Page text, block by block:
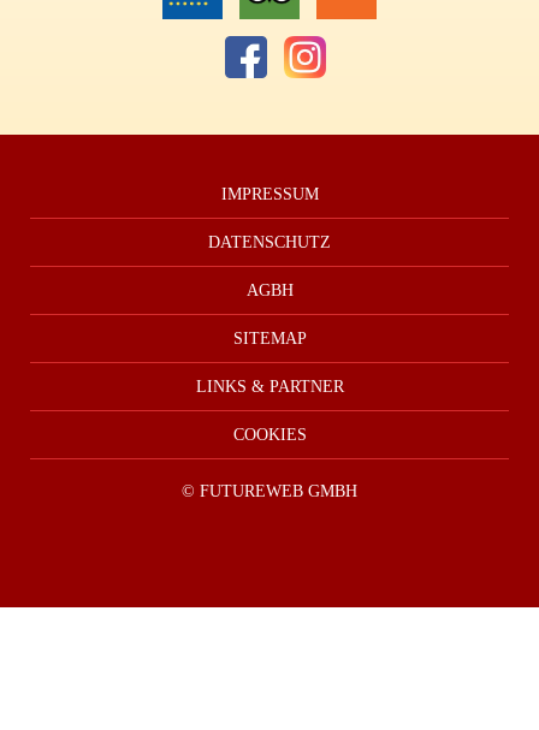
IMPRESSUM
DATENSCHUTZ
AGBH
SITEMAP
LINKS & PARTNER
COOKIES
© FUTUREWEB GMBH